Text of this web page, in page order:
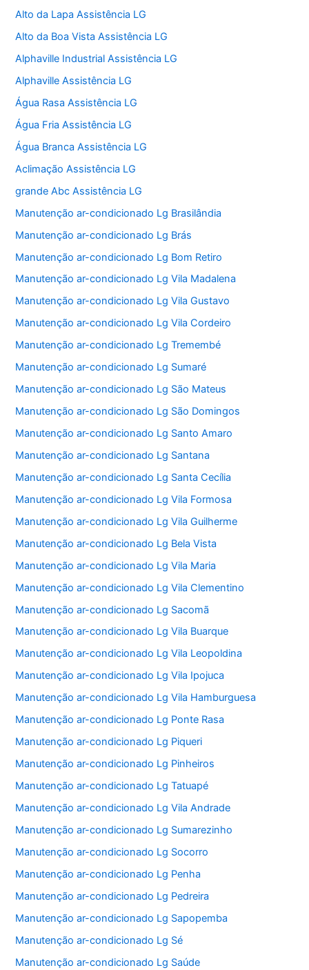
Alto da Lapa Assistência LG
Alto da Boa Vista Assistência LG
Alphaville Industrial Assistência LG
Alphaville Assistência LG
Água Rasa Assistência LG
Água Fria Assistência LG
Água Branca Assistência LG
Aclimação Assistência LG
grande Abc Assistência LG
Manutenção ar-condicionado Lg Brasilândia
Manutenção ar-condicionado Lg Brás
Manutenção ar-condicionado Lg Bom Retiro
Manutenção ar-condicionado Lg Vila Madalena
Manutenção ar-condicionado Lg Vila Gustavo
Manutenção ar-condicionado Lg Vila Cordeiro
Manutenção ar-condicionado Lg Tremembé
Manutenção ar-condicionado Lg Sumaré
Manutenção ar-condicionado Lg São Mateus
Manutenção ar-condicionado Lg São Domingos
Manutenção ar-condicionado Lg Santo Amaro
Manutenção ar-condicionado Lg Santana
Manutenção ar-condicionado Lg Santa Cecília
Manutenção ar-condicionado Lg Vila Formosa
Manutenção ar-condicionado Lg Vila Guilherme
Manutenção ar-condicionado Lg Bela Vista
Manutenção ar-condicionado Lg Vila Maria
Manutenção ar-condicionado Lg Vila Clementino
Manutenção ar-condicionado Lg Sacomã
Manutenção ar-condicionado Lg Vila Buarque
Manutenção ar-condicionado Lg Vila Leopoldina
Manutenção ar-condicionado Lg Vila Ipojuca
Manutenção ar-condicionado Lg Vila Hamburguesa
Manutenção ar-condicionado Lg Ponte Rasa
Manutenção ar-condicionado Lg Piqueri
Manutenção ar-condicionado Lg Pinheiros
Manutenção ar-condicionado Lg Tatuapé
Manutenção ar-condicionado Lg Vila Andrade
Manutenção ar-condicionado Lg Sumarezinho
Manutenção ar-condicionado Lg Socorro
Manutenção ar-condicionado Lg Penha
Manutenção ar-condicionado Lg Pedreira
Manutenção ar-condicionado Lg Sapopemba
Manutenção ar-condicionado Lg Sé
Manutenção ar-condicionado Lg Saúde